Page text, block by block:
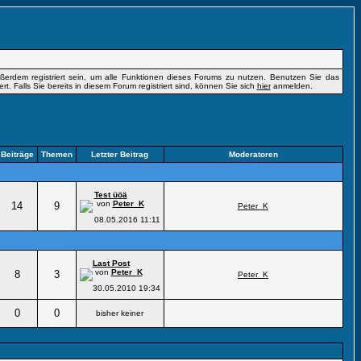
registriert sein, um alle Funktionen dieses Forums zu nutzen. Benutzen Sie das
Falls Sie bereits in diesem Forum registriert sind, können Sie sich hieranmelden.
Beiträge Themen Letzter Beitrag Moderatoren
14 9
Test üöä
von Peter_K
08.05.2016 11:11
Peter_K
8 3
Last Post
von Peter_K
30.05.2010 19:34
Peter_K
0 0 bisher keiner